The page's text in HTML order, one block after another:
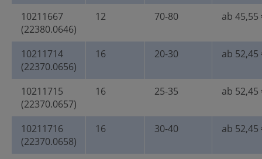
10211667
(22380.0646)
12 70-80 ab 45,55
10211714
(22370.0656)
16 20-30 ab 52,45
10211715
(22370.0657)
16 25-35 ab 52,45
10211716
(22370.0658)
16 30-40 ab 52,45